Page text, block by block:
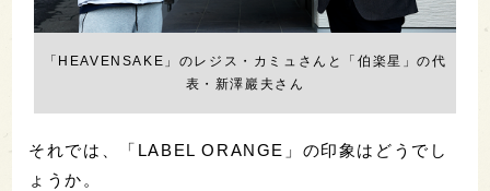
「HEAVENSAKE」のレジス・カミュさんと「伯楽星」の代
表・新澤巖夫さん
それでは、「LABEL ORANGE」の印象はどうでし
ょうか。